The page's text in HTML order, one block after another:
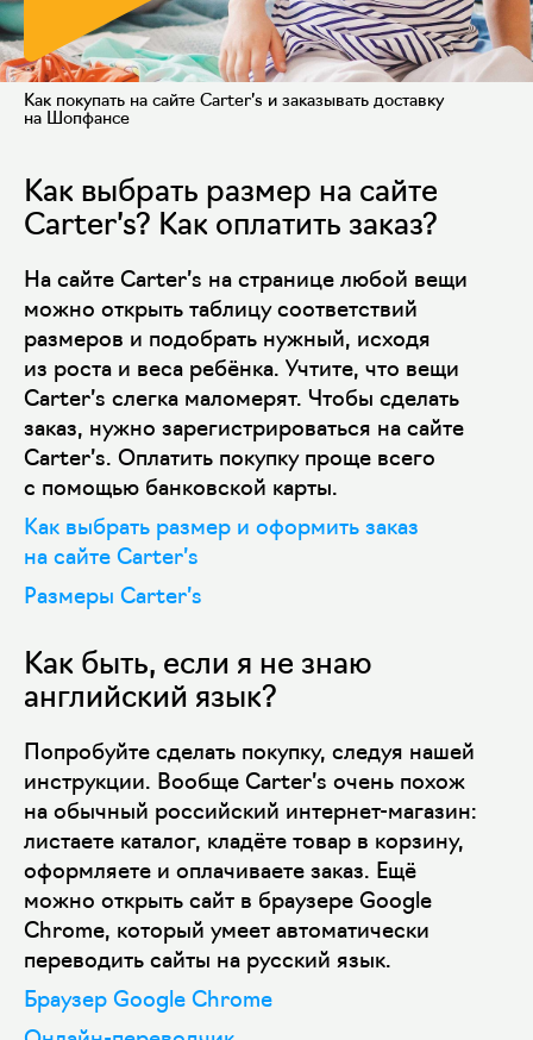
Как покупать на сайте Carter’s и заказывать доставку
на Шопфансе
Как выбрать размер на сайте
Carter’s? Как оплатить заказ?
На сайте Carter’s на странице любой вещи
можно открыть таблицу соответствий
размеров и подобрать нужный, исходя
из роста и веса ребёнка. Учтите, что вещи
Carter’s слегка маломерят. Чтобы сделать
заказ, нужно зарегистрироваться на сайте
Carter’s. Оплатить покупку проще всего
с помощью банковской карты.
Как выбрать размер и оформить заказ
на сайте Carter’s
Размеры Carter’s
Как быть, если я не знаю
английский язык?
Попробуйте сделать покупку, следуя нашей
инструкции. Вообще Carter’s очень похож
на обычный российский интернет-магазин:
листаете каталог, кладёте товар в корзину,
оформляете и оплачиваете заказ. Ещё
можно открыть сайт в браузере Google
Chrome, который умеет автоматически
переводить сайты на русский язык.
Браузер Google Chrome